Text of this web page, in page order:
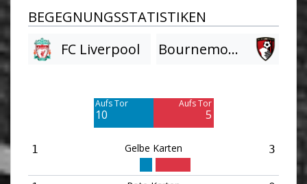
BEGEGNUNGSSTATISTIKEN
FC Liverpool
Bournemouth
Aufs Tor
10
Aufs Tor
5
1 Gelbe Karten 3